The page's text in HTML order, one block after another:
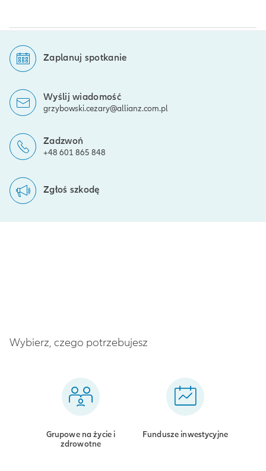
Zaplanuj spotkanie
Wyślij wiadomość
grzybowski.cezary@allianz.com.pl
Zadzwoń
+48 601 865 848
Zgłoś szkodę
Wybierz, czego potrzebujesz
Grupowe na życie i
zdrowotne
Fundusze inwestycyjne